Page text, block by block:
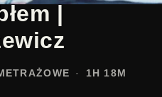
|
1H 18M